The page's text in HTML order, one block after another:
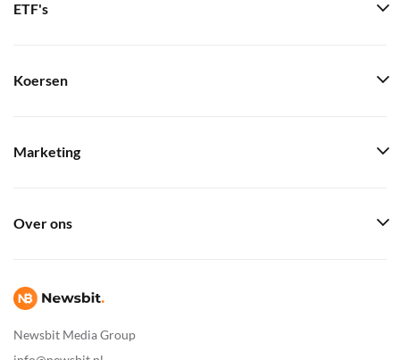
Newsbit Media Group
ETF's
Koersen
Marketing
Over ons